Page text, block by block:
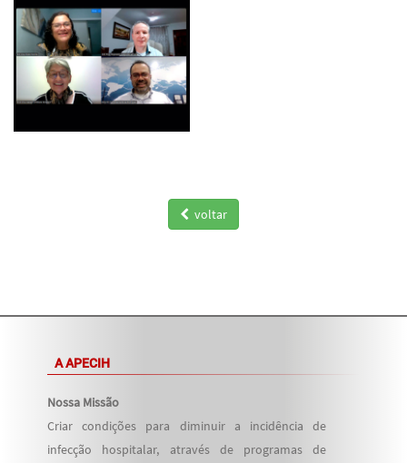
voltar
A APECIH
Nossa Missão
Criar condições para diminuir a incidência de
infecção hospitalar, através de programas de